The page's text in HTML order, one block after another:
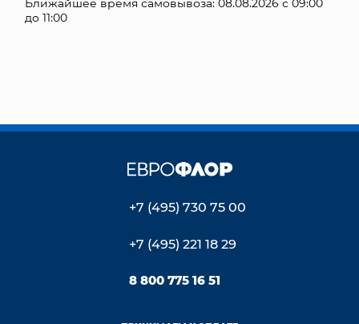
до 11:00
+7 (495) 730 75 00
+7 (495) 221 18 29
8 800 775 16 51